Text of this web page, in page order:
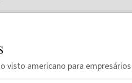
visto americano para empresários